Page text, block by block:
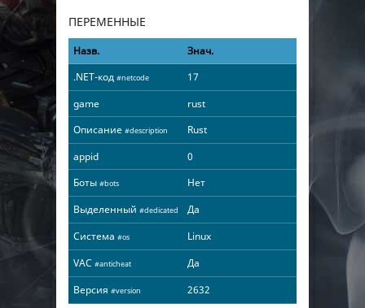
ПЕРЕМЕННЫЕ
Назв.
Знач.
.NET-код #netcode
17
game
rust
Описание #description
Rust
appid
0
Боты #bots
Нет
Выделенный #dedicated
Да
Система #os
Linux
VAC #anticheat
Да
Версия #version 2632